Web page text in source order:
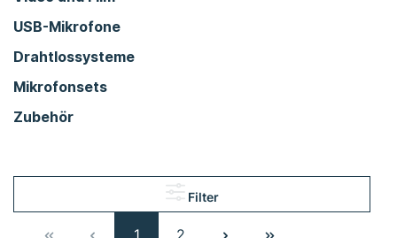
USB-Mikrofone
Drahtlossysteme
Mikrofonsets
Zubehör
Filter
1 2